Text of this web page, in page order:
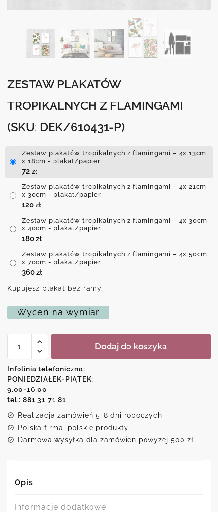
ZESTAW PLAKATÓW
TROPIKALNYCH Z FLAMINGAMI
(SKU: DEK/610431-P)
Zestaw plakatów tropikalnych z flamingami – 4x 13cm
x 18cm - plakat/papier
72 zł
Zestaw plakatów tropikalnych z flamingami – 4x 21cm
x 30cm - plakat/papier
120 zł
Zestaw plakatów tropikalnych z flamingami – 4x 30cm
x 40cm - plakat/papier
180 zł
Zestaw plakatów tropikalnych z flamingami – 4x 50cm
x 70cm - plakat/papier
360 zł
Kupujesz plakat bez ramy.
Wyceń na wymiar
Zestaw
plakatów
z
flamingami
Dodaj do koszyka
Infolinia telefoniczna:
PONIEDZIAŁEK-PIĄTEK:
9.00-16.00
tel.: 881 31 71 81
Realizacja zamówień 5-8 dni roboczych
Polska firma, polskie produkty
Darmowa wysyłka dla zamówień powyżej 500 zł
Opis
Informacje dodatkowe